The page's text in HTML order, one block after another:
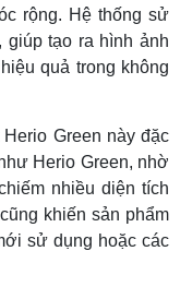
rộng. Hệ thống sử
giúp tạo ra hình ảnh
quả trong không
Green này đặc
Herio Green, nhờ
nhiều diện tích
khiến sản phẩm
sử dụng hoặc các